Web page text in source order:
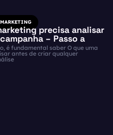
precisa analisar
– Passo a
é fundamental saber O que uma
antes de criar qualquer